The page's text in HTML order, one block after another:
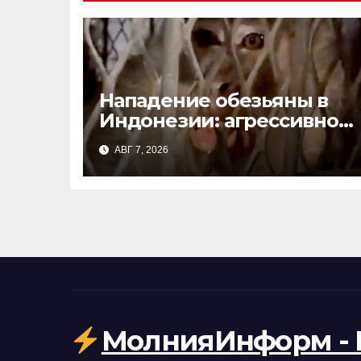
Нападение обезьяны в
Индонезии: агрессивное
животное ранило 18
человек, школы закрыты
АВГ 7, 2026
МолнияИнформ -